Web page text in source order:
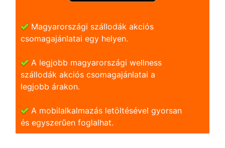
Magyarországi szállodák akciós
csomagajánlatai egy helyen.
A legjobb magyarországi wellness
szállodák akciós csomagajánlatai a
legjobb árakon.
A mobilalkalmazás letöltésével gyorsan
és egyszerũen foglalhat.